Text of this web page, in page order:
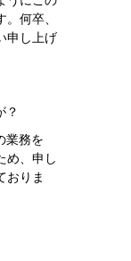
何卒、
申し上げ
？
業務を
め、申し
おりま